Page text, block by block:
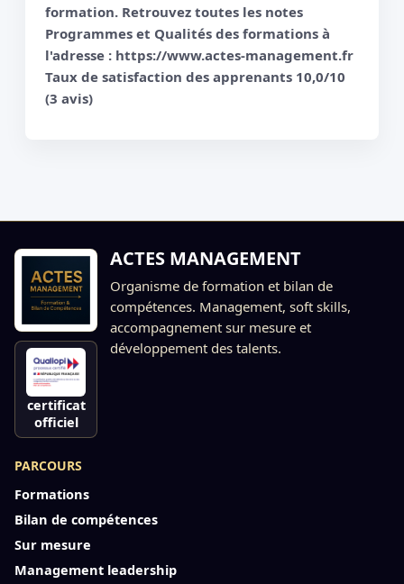
formation. Retrouvez toutes les notes
Programmes et Qualités des formations à
l'adresse : https://www.actes-management.fr
Taux de satisfaction des apprenants 10,0/10
(3 avis)
certificat
officiel
ACTES MANAGEMENT
Organisme de formation et bilan de
compétences. Management, soft skills,
accompagnement sur mesure et
développement des talents.
PARCOURS
Formations
Bilan de compétences
Sur mesure
Management leadership